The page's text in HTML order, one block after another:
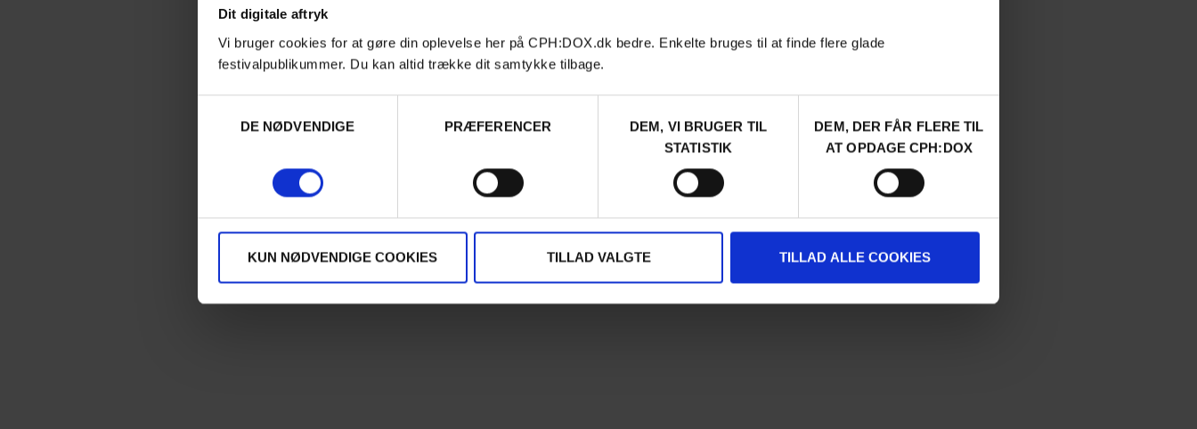
Dit digitale aftryk
Vi bruger cookies for at gøre din oplevelse her på CPH:DOX.dk bedre. Enkelte bruges til at finde flere glade
festivalpublikummer. Du kan altid trække dit samtykke tilbage.
DE NØDVENDIGE
PRÆFERENCER
DEM, VI BRUGER TIL
STATISTIK
DEM, DER FÅR FLERE TIL
AT OPDAGE CPH:DOX
KUN NØDVENDIGE COOKIES TILLAD VALGTE TILLAD ALLE COOKIES